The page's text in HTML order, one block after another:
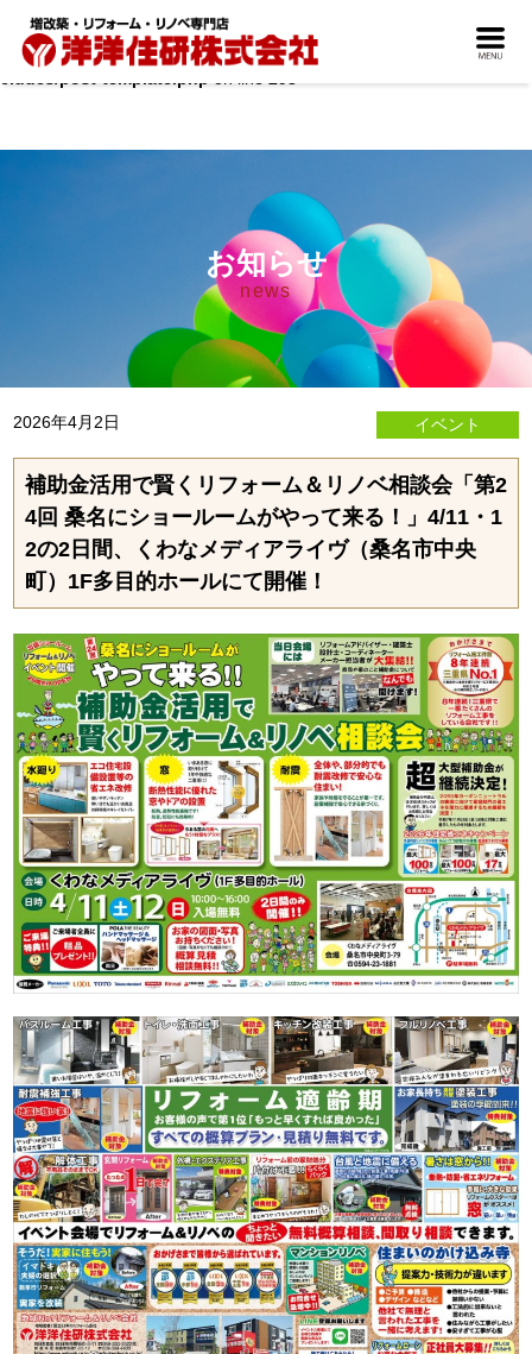
Warning: count(): Parameter must be an array or an object that imple
ments Countable in/home/b-yohyoh/public_html/wordpress/wp-in
お知らせ
news
2026年4月2日 イベント
補助金活用で賢くリフォーム＆リノベ相談会「第2
4回 桑名にショールームがやって来る！」4/11・1
2の2日間、くわなメディアライヴ（桑名市中央
町）1F多目的ホールにて開催！